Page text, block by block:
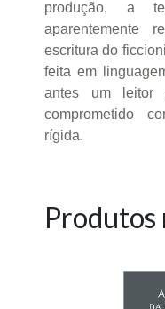
produção, a
aparentemente
escritura do
feita em
antes um leitor
comprometido
rígida.
Produtos